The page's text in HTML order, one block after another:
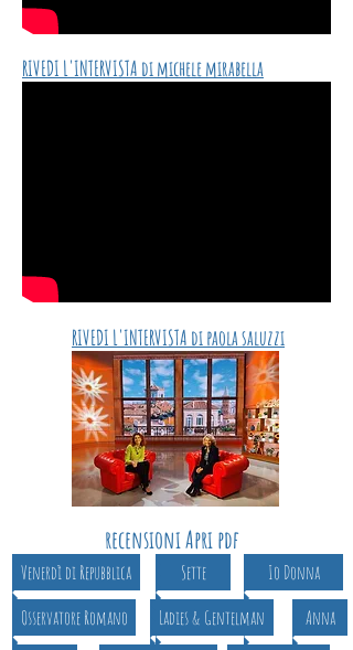
RIVEDI L'INTERVISTA di michele mirabella
RIVEDI L'INTERVISTA di paola saluzzi
recensioni Apri pdf
Venerdì di Repubblica Sette
Io Donna
Osservatore Romano
Ladies & Gentelman
Anna